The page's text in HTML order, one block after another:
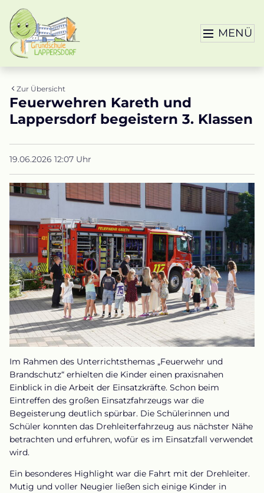
MENÜ
Feuerwehren Kareth und
Lappersdorf begeistern 3. Klassen
19.06.2026 12:07 Uhr
Im Rahmen des Unterrichtsthemas „Feuerwehr und
Brandschutz“ erhielten die Kinder einen praxisnahen
Einblick in die Arbeit der Einsatzkräfte. Schon beim
Eintreffen des großen Einsatzfahrzeugs war die
Begeisterung deutlich spürbar. Die Schülerinnen und
Schüler konnten das Drehleiterfahrzeug aus nächster Nähe
betrachten und erfuhren, wofür es im Einsatzfall verwendet
wird.
Ein besonderes Highlight war die Fahrt mit der Drehleiter.
Mutig und voller Neugier ließen sich einige Kinder in
Zur Übersicht